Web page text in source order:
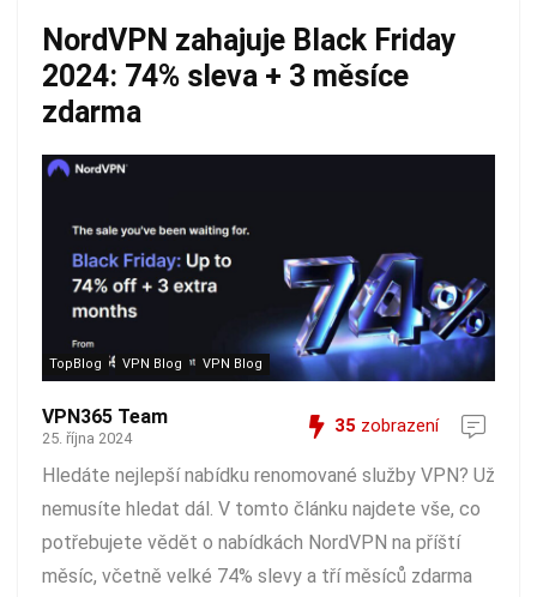
NordVPN zahajuje Black Friday
2024: 74% sleva + 3 měsíce
zdarma
TopBlog VPN Blog VPN Blog
VPN365 Team
25. října 2024
35 zobrazení
Hledáte nejlepší nabídku renomované služby VPN? Už
nemusíte hledat dál. V tomto článku najdete vše, co
potřebujete vědět o nabídkách NordVPN na příští
měsíc, včetně velké 74% slevy a tří měsíců zdarma